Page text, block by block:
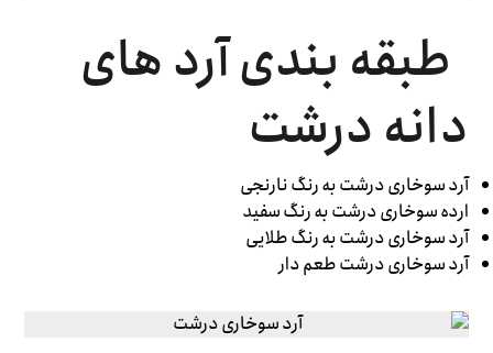
طبقه بندی آرد های
دانه درشت
آرد سوخاری درشت به رنگ نارنجی
ارده سوخاری درشت به رنگ سفید
آرد سوخاری درشت به رنگ طلایی
آرد سوخاری درشت طعم دار